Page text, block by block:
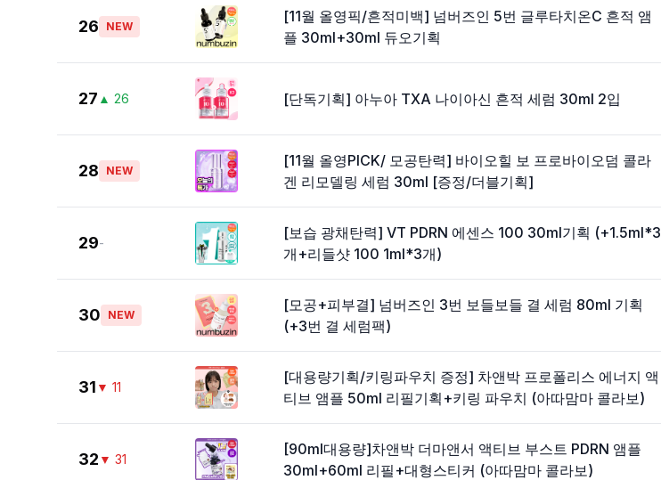
26 NEW
[11월 올영픽/흔적미백] 넘버즈인 5번 글루타치온C 흔적 앰
플 30ml+30ml 듀오기획
27 ▲ 26 [단독기획] 아누아 TXA 나이아신 흔적 세럼 30ml 2입
28 NEW
[11월 올영PICK/ 모공탄력] 바이오힐 보 프로바이오덤 콜라
겐 리모델링 세럼 30ml [증정/더블기획]
29-
[보습 광채탄력] VT PDRN 에센스 100 30ml기획 (+1.5ml*3
개+리들샷 100 1ml*3개)
30 NEW
[모공+피부결] 넘버즈인 3번 보들보들 결 세럼 80ml 기획
(+3번 결 세럼팩)
31 ▼ 11
[대용량기획/키링파우치 증정] 차앤박 프로폴리스 에너지 액
티브 앰플 50ml 리필기획+키링 파우치 (아따맘마 콜라보)
32 ▼ 31
[90ml대용량]차앤박 더마앤서 액티브 부스트 PDRN 앰플
30ml+60ml 리필+대형스티커 (아따맘마 콜라보)